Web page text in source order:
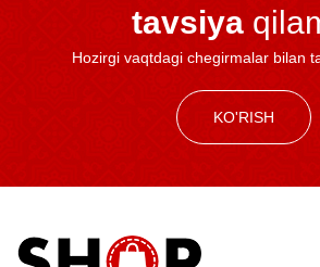
tavsiya
Hozirgi vaqtdagi chegirmalar bilan
KO'RISH